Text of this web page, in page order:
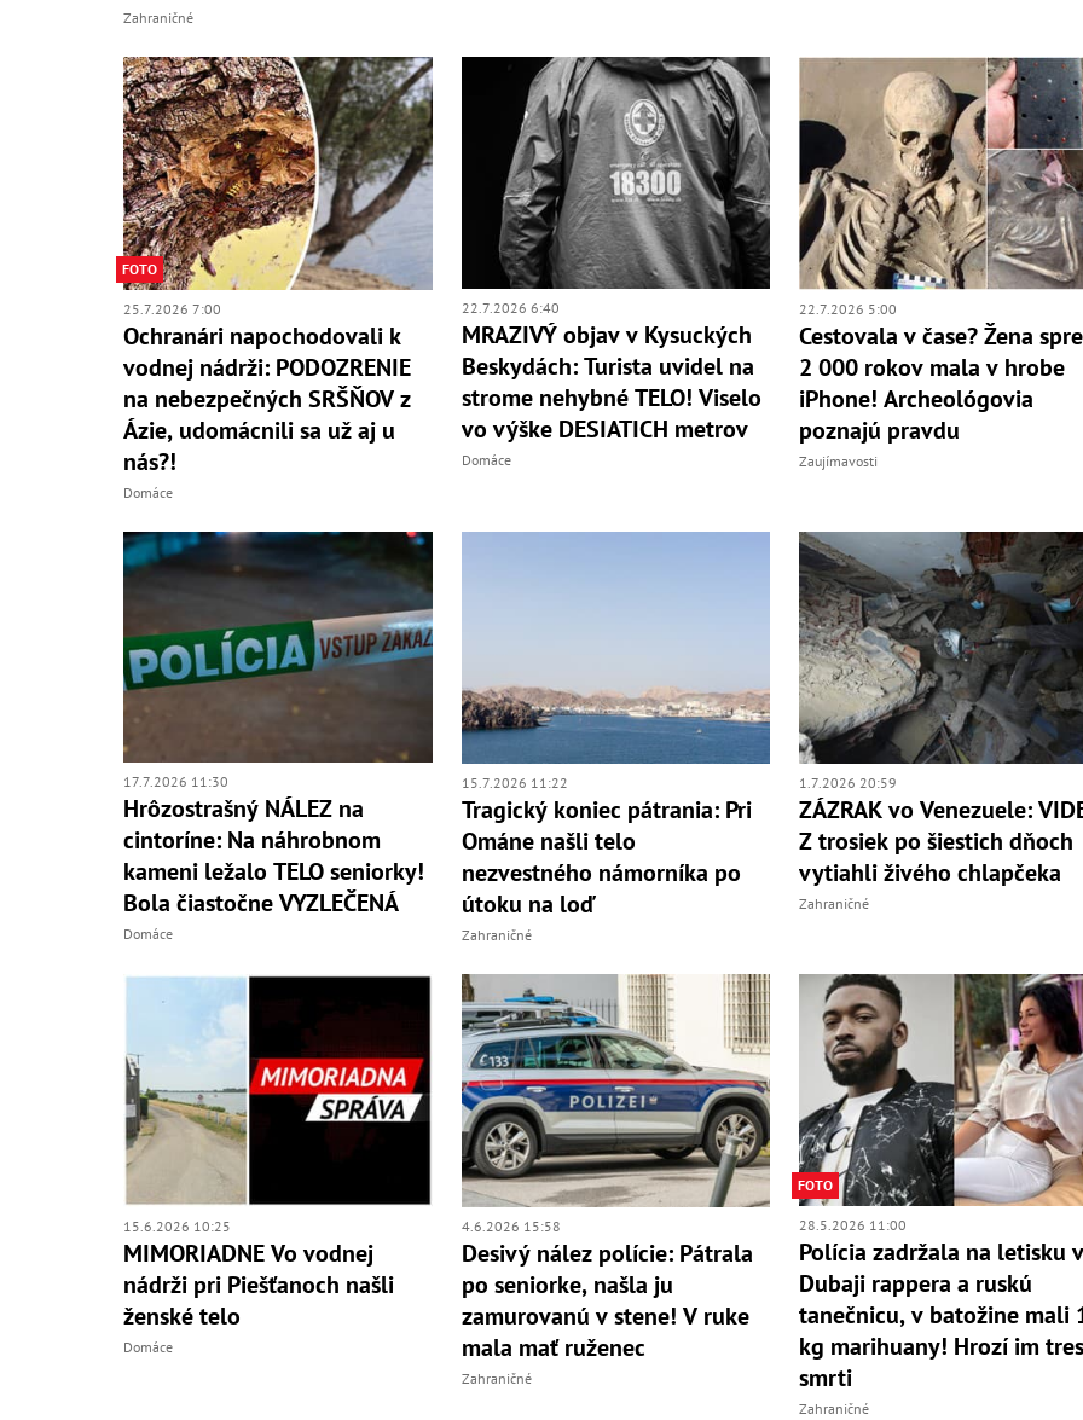
Zahraničné
FOTO
25.7.2026 7:00
Ochranári napochodovali k
vodnej nádrži: PODOZRENIE
na nebezpečných SRŠŇOV z
Ázie, udomácnili sa už aj u
nás?!
Domáce
22.7.2026 6:40
MRAZIVÝ objav v Kysuckých
Beskydách: Turista uvidel na
strome nehybné TELO! Viselo
vo výške DESIATICH metrov
Domáce
22.7.2026 5:00
Cestovala v čase? Žena
2 000 rokov mala v hrobe
iPhone! Archeológovia
poznajú pravdu
Zaujímavosti
17.7.2026 11:30
Hrôzostrašný NÁLEZ na
cintoríne: Na náhrobnom
kameni ležalo TELO seniorky!
Bola čiastočne VYZLEČENÁ
Domáce
15.7.2026 11:22
Tragický koniec pátrania: Pri
Ománe našli telo
nezvestného námorníka po
útoku na loď
Zahraničné
1.7.2026 20:59
ZÁZRAK vo Venezuele:
Z trosiek po šiestich dňoch
vytiahli živého chlapčeka
Zahraničné
15.6.2026 10:25
MIMORIADNE Vo vodnej
nádrži pri Piešťanoch našli
ženské telo
Domáce
4.6.2026 15:58
Desivý nález polície: Pátrala
po seniorke, našla ju
zamurovanú v stene! V ruke
mala mať ruženec
Zahraničné
FOTO
28.5.2026 11:00
Polícia zadržala na letisku
Dubaji rappera a ruskú
tanečnicu, v batožine mali
kg marihuany! Hrozí im
smrti
Zahraničné